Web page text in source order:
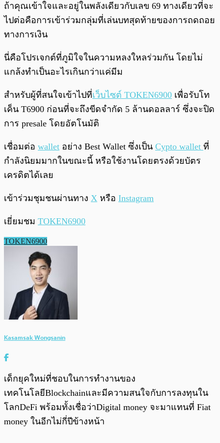
ถ้าคุณเข้าใจและอยู่ในพลังเดียวกับเลข 69 ทางเดียวที่จะ
ไปต่อคือการเข้าร่วมกลุ่มที่เล่นบทสุดท้ายของการถดถอย
ทางการเงิน
นี่คือโปรเจกต์ที่ภูมิใจในความหลงใหลร่วมกัน โดยไม่
แกล้งทำเป็นอะไรเกินกว่าแค่มีม
สำหรับผู้ที่สนใจเข้าไปที่เว็บไซต์ TOKEN6900 เพื่อรับโท
เค็น T6900 ก่อนที่จะถึงขีดจำกัด 5 ล้านดอลลาร์ ซึ่งจะปิด
การ presale โดยอัตโนมัติ
เชื่อมต่อ wallet อย่าง Best Wallet ซึ่งเป็น Cypto wallet ที่
กำลังนิยมมากในขณะนี้ หรือใช้งานโดยตรงด้วยบัตร
เครดิตได้เลย
เข้าร่วมชุมชนผ่านทาง X หรือ Instagram
เยี่ยมชม TOKEN6900
TOKEN6900
Kasamsak Wongsanin
เด็กยุคใหม่ที่ชอบในการทำงานของ
เทคโนโลยีBlockchainและมีความสนใจกับการลงทุนใน
โลกDeFi พร้อมทั้งเชื่อว่าDigital money จะมาแทนที่ Fiat
money ในอีกไม่กี่ปีข้างหน้า